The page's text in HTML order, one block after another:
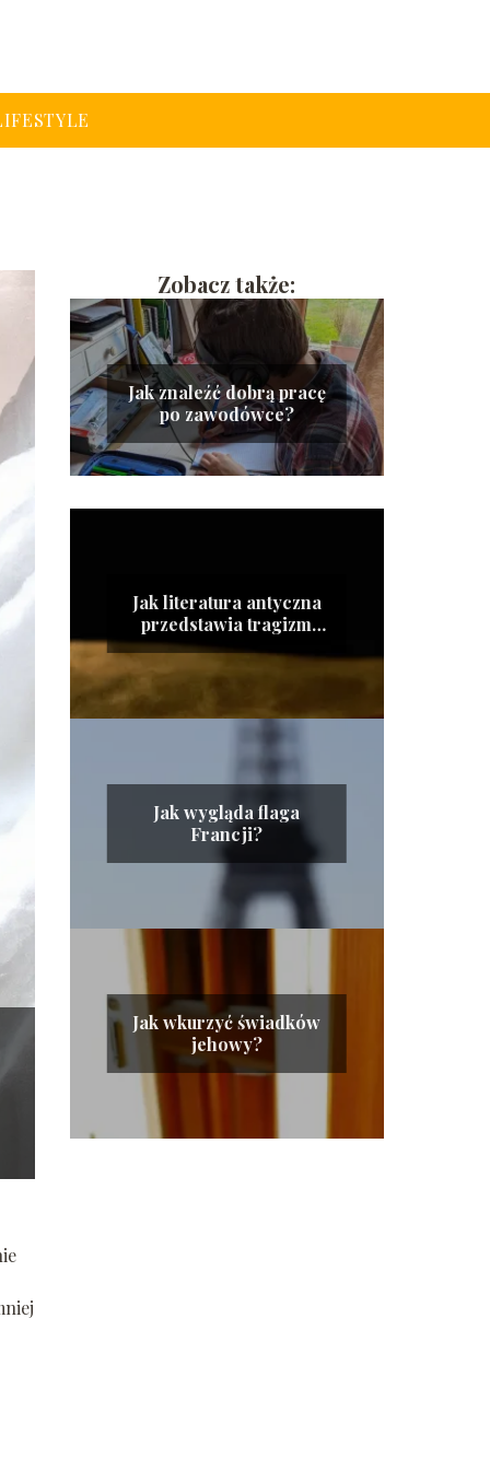
Zobacz także:
Jak znaleźć dobrą pracę
po zawodówce?
Jak literatura antyczna
przedstawia tragizm
ludzkiego losu?
Jak wygląda flaga
Francji?
Jak wkurzyć świadków
jehowy?